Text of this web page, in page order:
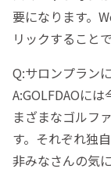
要になります。
リックすること
Q:サロンプラン
A:GOLFDAOに
まざまなゴルフ
す。それぞれ独
非みなさんの気